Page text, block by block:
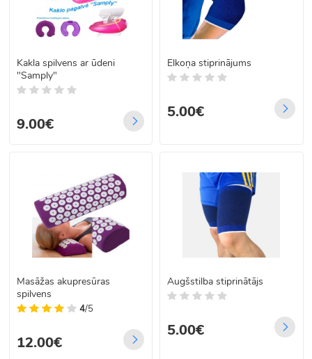
Kakla spilvens ar ūdeni
"Samply"
9.00€
Elkoņa stiprinājums
5.00€
Masāžas akupresūras
spilvens
4/5
12.00€
Augšstilba stiprinātājs
5.00€